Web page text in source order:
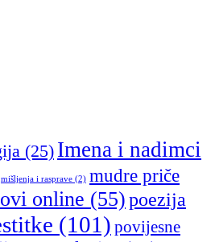
(25) Imena i nadimci
mišljenja i rasprave (2) mudre priče
online (55)poezija
(101) povijesne